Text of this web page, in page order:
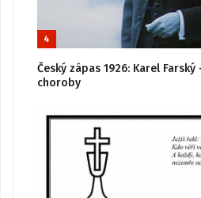
4
Český zápas 1926: Karel
choroby